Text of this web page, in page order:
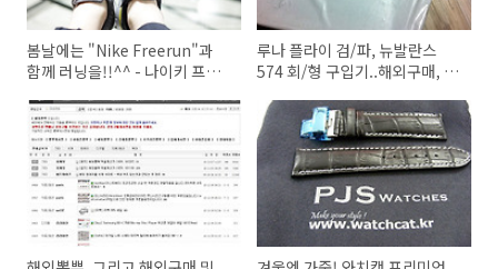
봄날에는 "Nike Freerun"과
함께 러닝을!!^^ - 나이키 프리
루나 플라이 검/파, 뉴발란스
574 회/형 구입기..해외구매, 배